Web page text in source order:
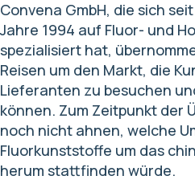
Convena GmbH, die sich
Jahre 1994 auf Fluor- und
spezialisiert hat,
Reisen um den Markt, die
Lieferanten zu besuchen
können. Zum Zeitpunkt der
noch nicht ahnen, welche
Fluorkunststoffe um das
herum stattfinden würde.